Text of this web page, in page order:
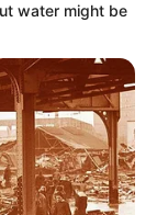
water might be